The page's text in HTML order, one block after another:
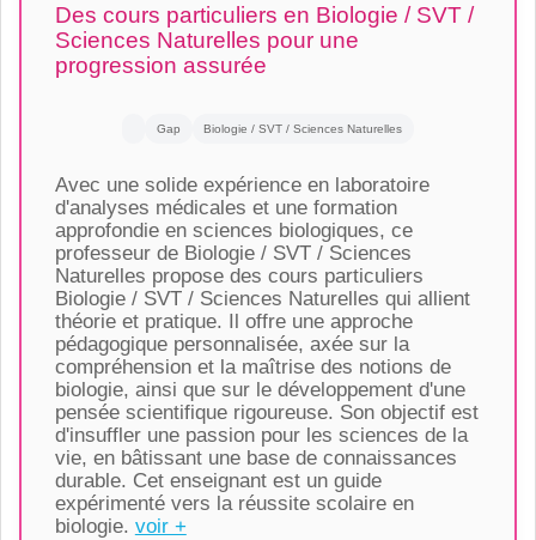
Des cours particuliers en Biologie / SVT /
Sciences Naturelles pour une
progression assurée
Gap Biologie / SVT / Sciences Naturelles
Avec une solide expérience en laboratoire
d'analyses médicales et une formation
approfondie en sciences biologiques, ce
professeur de Biologie / SVT / Sciences
Naturelles propose des cours particuliers
Biologie / SVT / Sciences Naturelles qui allient
théorie et pratique. Il offre une approche
pédagogique personnalisée, axée sur la
compréhension et la maîtrise des notions de
biologie, ainsi que sur le développement d'une
pensée scientifique rigoureuse. Son objectif est
d'insuffler une passion pour les sciences de la
vie, en bâtissant une base de connaissances
durable. Cet enseignant est un guide
expérimenté vers la réussite scolaire en
biologie. voir +